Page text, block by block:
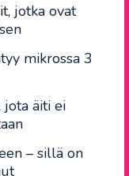
jotka ovat
mikrossa 3
jota äiti ei
– sillä on